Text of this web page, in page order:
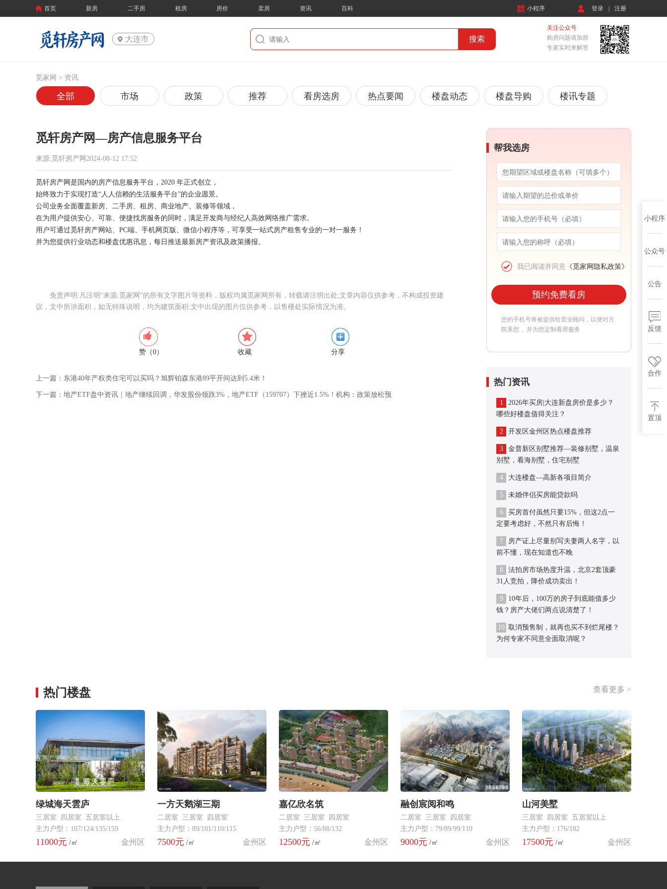
首页 新房 二手房 租房 房价 卖房 资讯 百科 小程序 登录 注册
大连市
关注公众号
购房问题请加群
专家实时来解答
觅家网 > 资讯
全部 市场 政策 推荐 看房选房 热点要闻 楼盘动态 楼盘导购 楼讯专题
觅轩房产网—房产信息服务平台
来源:觅轩房产网2024-08-12 17:52
觅轩房产网是国内的房产信息服务平台，2020 年正式创立，
始终致力于实现打造“人人信赖的生活服务平台”的企业愿景。
公司业务全面覆盖新房、二手房、租房、商业地产、装修等领域，
在为用户提供安心、可靠、便捷找房服务的同时，满足开发商与经纪人高效网络推广需求。
用户可通过觅轩房产网站、PC端、手机网页版、微信小程序等，可享受一站式房产租售专业的一对一服务！
并为您提供行业动态和楼盘优惠讯息，每日推送最新房产资讯及政策播报。
免责声明:凡注明“来源:觅家网”的所有文字图片等资料，版权均属觅家网所有，转载请注明出处;文章内容仅供参考，不构成投资建
议，文中所涉面积，如无特殊说明，均为建筑面积:文中出现的图片仅供参考，以售楼处实际情况为准。
赞（0） 收藏 分享
上一篇： 东港40年产权类住宅可以买吗？旭辉铂森东港89平开间达到5.4米！
下一篇： 地产ETF盘中资讯｜地产继续回调，华发股份领跌3%，地产ETF（159707）下挫近1.5%！机构：政策放松预
帮我选房
我已阅读并同意 《觅家网隐私政策》
预约免费看房
您的手机号将被提供给置业顾问，以便对方
联系您， 并为您定制看房服务
热门资讯
1
2026年买房|大连新盘房价是多少？
哪些好楼盘值得关注？
2 开发区金州区热点楼盘推荐
3
金普新区别墅推荐—装修别墅，温泉
别墅，看海别墅，住宅别墅
4 大连楼盘—高新各项目简介
5 未婚伴侣买房能贷款吗
6
买房首付虽然只要15%，但这2点一
定要考虑好，不然只有后悔！
7
房产证上尽量别写夫妻两人名字，以
前不懂，现在知道也不晚
8
法拍房市场热度升温，北京2套顶豪
31人竞拍，降价成功卖出！
9
10年后，100万的房子到底能值多少
钱？房产大佬们两点说清楚了！
10 取消预售制，就再也买不到烂尾楼？
为何专家不同意全面取消呢？
热门楼盘 查看更多 >
绿城海天雲庐
三居室 四居室 五居室以上
主力户型：107/124/135/159
11000元 /㎡ 金州区
一方天鹅湖三期
二居室 三居室 四居室
主力户型：89/101/110/115
7500元 /㎡ 金州区
嘉亿欣名筑
二居室 三居室 四居室
主力户型：56/88/132
12500元 /㎡ 金州区
融创宸阅和鸣
二居室 三居室 四居室
主力户型：79/89/99/110
9000元 /㎡ 金州区
山河美墅
三居室 四居室 五居室以上
主力户型：176/182
17500元 /㎡ 金州区
小程序
公众号
公告
反馈
合作
置顶